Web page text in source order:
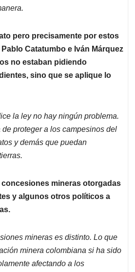
pero precisamente por estos
Catatumbo e Iván Márquez
no estaban pidiendo
sino que se aplique lo
la ley no hay ningún problema.
proteger a los campesinos del
y demás que puedan
mineras otorgadas
y algunos otros políticos a
mineras es distinto. Lo que
minera colombiana si ha sido
afectando a los